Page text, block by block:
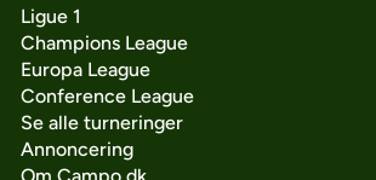
Ligue 1
Champions League
Europa League
Conference League
Se alle turneringer
Annoncering